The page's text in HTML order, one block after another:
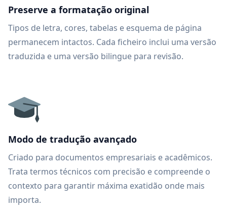
Preserve a formatação original
Tipos de letra, cores, tabelas e esquema de página
permanecem intactos. Cada ficheiro inclui uma versão
traduzida e uma versão bilingue para revisão.
Modo de tradução avançado
Criado para documentos empresariais e acadêmicos.
Trata termos técnicos com precisão e compreende o
contexto para garantir máxima exatidão onde mais
importa.